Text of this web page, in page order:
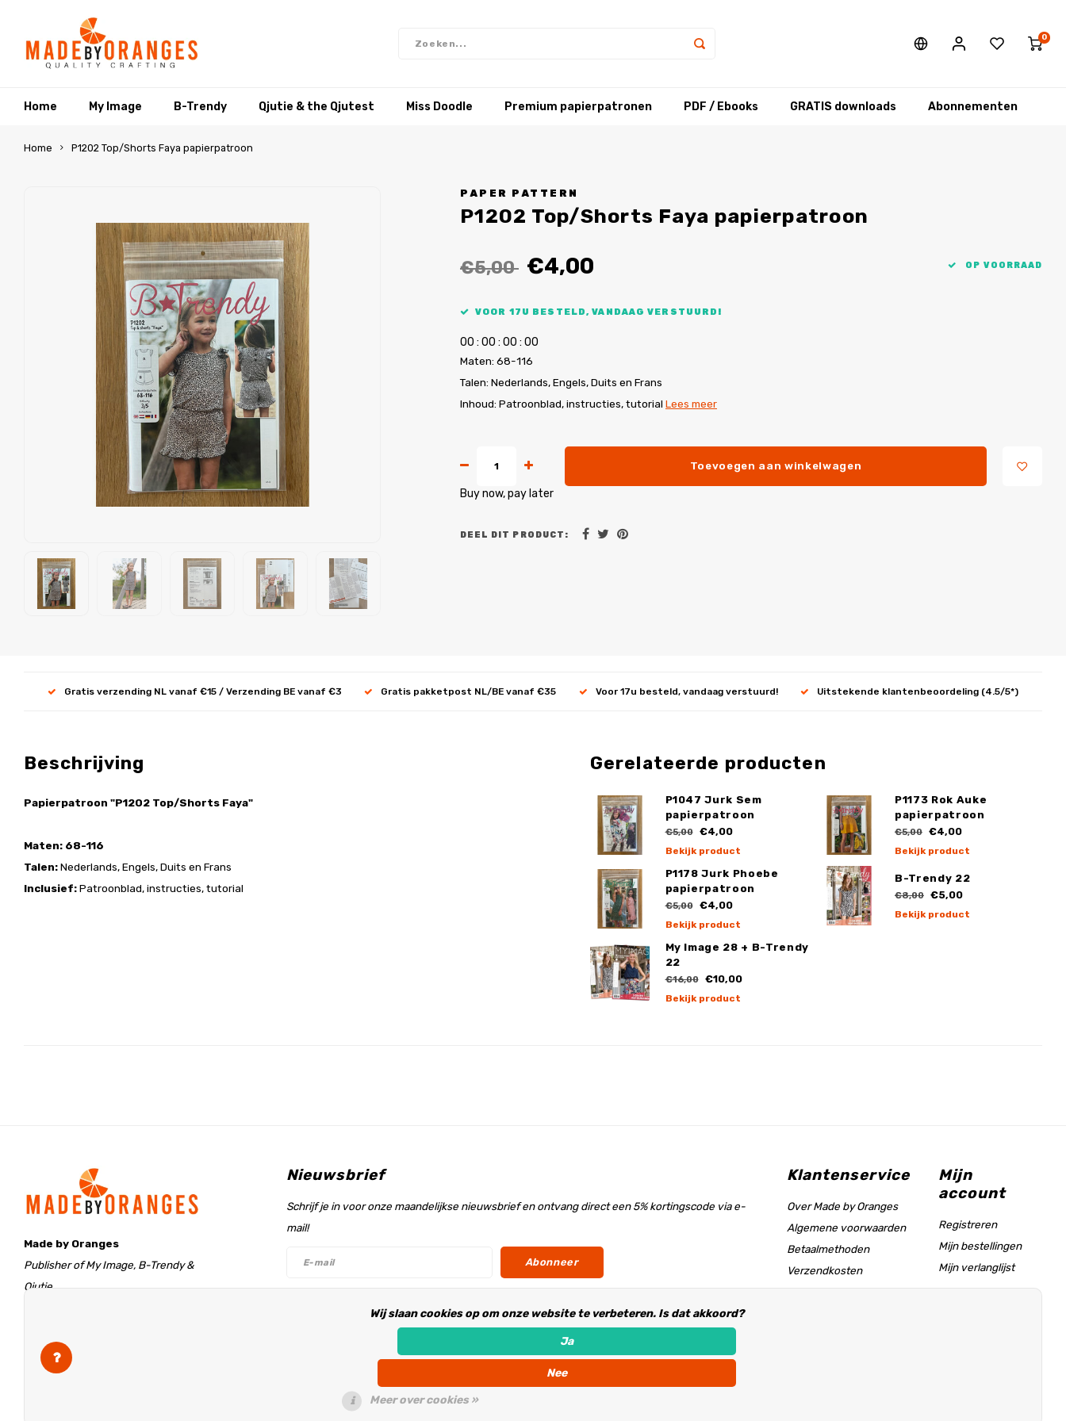
0
Home My Image B-Trendy Qjutie & the Qjutest Miss Doodle Premium papierpatronen PDF / Ebooks GRATIS downloads Abonnementen
Home P1202 Top/Shorts Faya papierpatroon
PAPER PATTERN
P1202 Top/Shorts Faya papierpatroon
€5,00 €4,00 OP VOORRAAD
VOOR 17U BESTELD, VANDAAG VERSTUURD!
00 : 00 : 00 : 00
Maten: 68-116
Talen: Nederlands, Engels, Duits en Frans
Inhoud: Patroonblad, instructies, tutorial Lees meer
Toevoegen aan winkelwagen
Buy now, pay later
DEEL DIT PRODUCT:
Gratis verzending NL vanaf €15 / Verzending BE vanaf €3 Gratis pakketpost NL/BE vanaf €35 Voor 17u besteld, vandaag verstuurd! Uitstekende klantenbeoordeling (4.5/5*)
Beschrijving
Papierpatroon "P1202 Top/Shorts Faya"
Maten: 68-116
Talen:Nederlands, Engels, Duits en Frans
Inclusief:Patroonblad, instructies, tutorial
Gerelateerde producten
P1047 Jurk Sem
papierpatroon
€5,00 €4,00
Bekijk product
P1173 Rok Auke
papierpatroon
€5,00 €4,00
Bekijk product
P1178 Jurk Phoebe
papierpatroon
€5,00 €4,00
Bekijk product
B-Trendy 22
€8,00 €5,00
Bekijk product
My Image 28 + B-Trendy
22
€16,00 €10,00
Bekijk product
Made by Oranges
Publisher of My Image, B-Trendy &
Qjutie
The Netherlands
info@madebyoranges.com
Nieuwsbrief
Schrijf je in voor onze maandelijkse nieuwsbrief en ontvang direct een 5% kortingscode via e-
mail!
Abonneer
Klantenservice
Over Made by Oranges
Algemene voorwaarden
Betaalmethoden
Verzendkosten
Maattabel & helppagina
Mijn
account
Registreren
Mijn bestellingen
Mijn verlanglijst
Wij slaan cookies op om onze website te verbeteren. Is dat akkoord?
Ja
Nee
Meer over cookies »